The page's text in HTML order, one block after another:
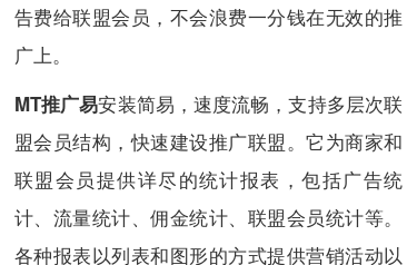
告费给联盟会员，不会浪费一分钱在无效的推
广上。
MT推广易安装简易，速度流畅，支持多层次联
盟会员结构，快速建设推广联盟。它为商家和
联盟会员提供详尽的统计报表，包括广告统
计、流量统计、佣金统计、联盟会员统计等。
各种报表以列表和图形的方式提供营销活动以